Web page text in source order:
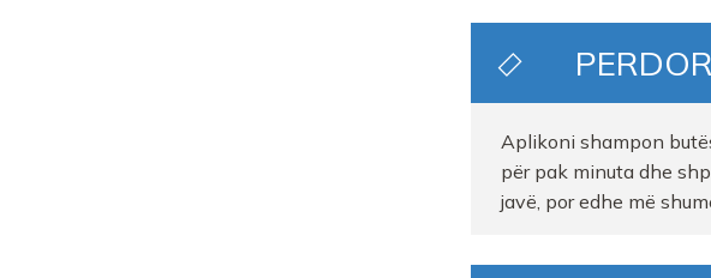
Farmaci Elda
Aplikoni shampon
për pak minuta dhe
javë, por edhe më